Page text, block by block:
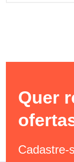
Quer
Cadastre-